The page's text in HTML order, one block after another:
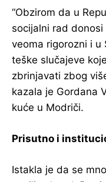
“Obzirom da u
socijalni rad
veoma rigorozni i u
teške slučajeve
zbrinjavati zbog
kazala je Gordana
kuće u Modriči.
Prisutno i
Istakla je da se